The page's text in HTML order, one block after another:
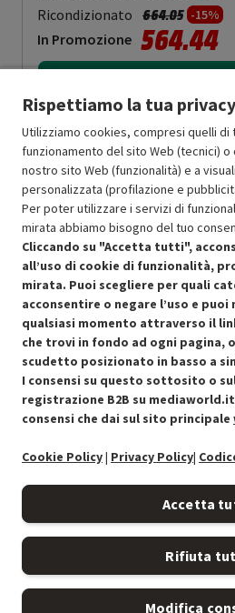
Ricondizionato Prezzo ridotto da
664.05a-15%
In Promozione 564.44
OFFERTE
Risparmio garantito rispetto al
Condizioni generali di vendita
Cookie Policy
Preferenze cookie
Informativa privacy
Accessibilità
Rispettiamo la tua privacy
Utilizziamo cookies, compresi quelli
funzionamento del sito Web (tecnici)
nostro sito Web (funzionalità) e a
personalizzata (profilazione e
Per poter utilizzare i servizi di
mirata abbiamo bisogno del tuo
Cliccando su "Accetta tutti",
all’uso di cookie di funzionalità,
mirata. Puoi scegliere per quali
acconsentire o negare l’uso e
qualsiasi momento attraverso il
che trovi in fondo ad ogni pagina,
scudetto posizionato in basso a
I consensi su questo sottosito o
registrazione B2B su
consensi che dai sul sito principale
Cookie Policy| Privacy Policy|
Accetta
Rifiuta
Modifica